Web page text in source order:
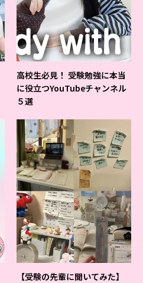
高校生必見！ 受験勉強に本当
に役立つYouTubeチャンネル
５選
【受験の先輩に聞いてみた】